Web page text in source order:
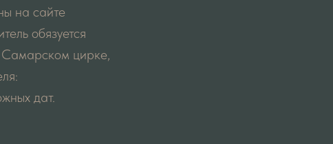
на сайте
обязуется
Самарском цирке,
дат.